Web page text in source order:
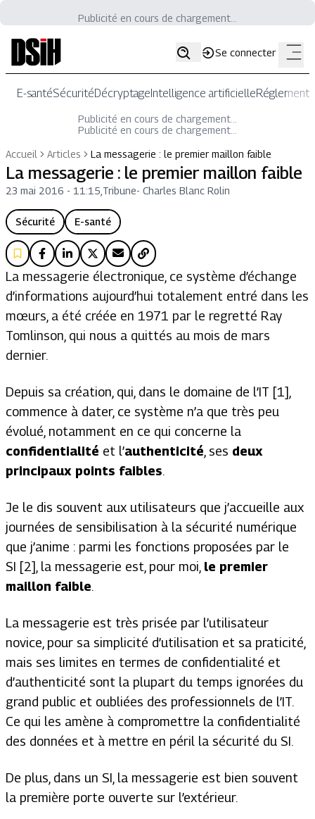
Publicité en cours de chargement...
Se connecter
E-santéSécuritéDécryptageIntelligence artificielle
Publicité en cours de chargement...
Publicité en cours de chargement...
Accueil
Articles La messagerie : le premier maillon faible
La messagerie : le premier maillon faible
23 mai 2016 - 11:15 Tribune- Charles Blanc Rolin
Sécurité E-santé
La messagerie électronique, ce système d’échange
d’informations aujourd’hui totalement entré dans les
mœurs, a été créée en 1971 par le regretté Ray
Tomlinson, qui nous a quittés au mois de mars
dernier.
Depuis sa création, qui, dans le domaine de l’IT [1],
commence à dater, ce système n’a que très peu
évolué, notamment en ce qui concerne la
confidentialité et l’authenticité , ses deux
principaux points faibles.
Je le dis souvent aux utilisateurs que j’accueille aux
journées de sensibilisation à la sécurité numérique
que j’anime : parmi les fonctions proposées par le
SI [2], la messagerie est, pour moi, le premier
maillon faible.
La messagerie est très prisée par l’utilisateur
novice, pour sa simplicité d’utilisation et sa praticité,
mais ses limites en termes de confidentialité et
d’authenticité sont la plupart du temps ignorées du
grand public et oubliées des professionnels de l’IT.
Ce qui les amène à compromettre la confidentialité
des données et à mettre en péril la sécurité du SI.
De plus, dans un SI, la messagerie est bien souvent
la première porte ouverte sur l’extérieur.